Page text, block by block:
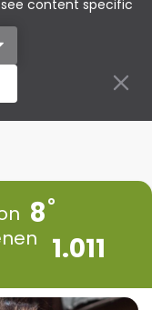
content specific
8
1.011